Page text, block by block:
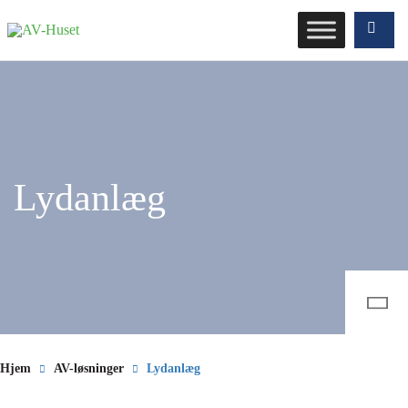
Lydanlæg
Hjem AV-løsninger Lydanlæg